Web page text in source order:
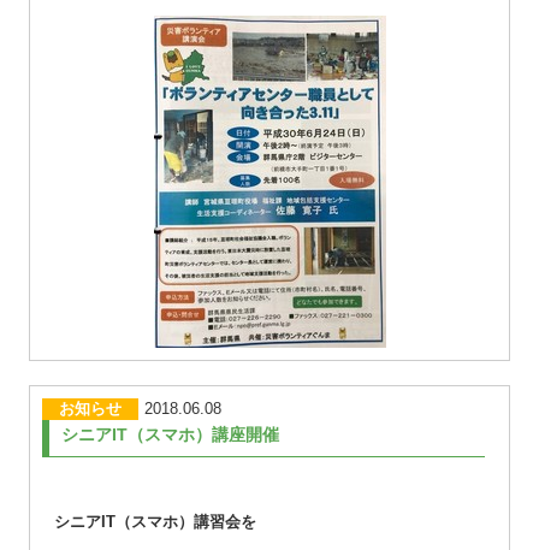
お知らせ 2018.06.08
シニアIT（スマホ）講座開催
シニアIT（スマホ）講習会を